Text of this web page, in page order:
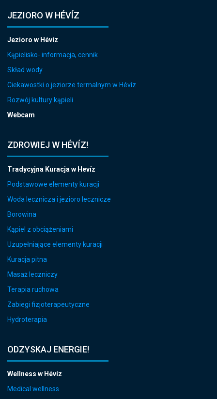
JEZIORO W HÉVÍZ
Jezioro w Hévíz
Kąpielisko- informacja, cennik
Skład wody
Ciekawostki o jeziorze termalnym w Hévíz
Rozwój kultury kąpieli
Webcam
ZDROWIEJ W HÉVÍZ!
Tradycyjna Kuracja w Hevíz
Podstawowe elementy kuracji
Woda lecznicza i jezioro lecznicze
Borowina
Kąpiel z obciążeniami
Uzupełniające elementy kuracji
Kuracja pitna
Masaż leczniczy
Terapia ruchowa
Zabiegi fizjoterapeutyczne
Hydroterapia
ODZYSKAJ ENERGIE!
Wellness w Hévíz
Medical wellness